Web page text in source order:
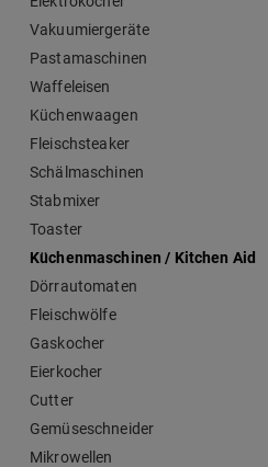
Vakuumiergeräte
Pastamaschinen
Waffeleisen
Küchenwaagen
Fleischsteaker
Schälmaschinen
Stabmixer
Toaster
Küchenmaschinen / Kitchen Aid
Dörrautomaten
Fleischwölfe
Gaskocher
Eierkocher
Cutter
Gemüseschneider
Mikrowellen